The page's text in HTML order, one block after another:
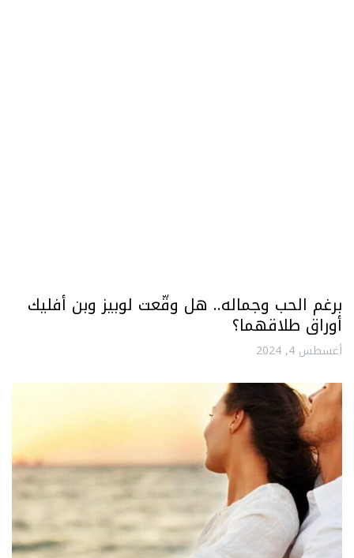
برغم الحب وجماله.. هل وقّعت لوبيز وبن أفليك
أوراق طلاقهما؟
أغسطس 4, 2024